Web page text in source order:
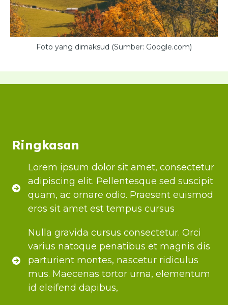
Foto yang dimaksud (Sumber: Google.com)
Ringkasan
Lorem ipsum dolor sit amet, consectetur
adipiscing elit. Pellentesque sed suscipit
quam, ac ornare odio. Praesent euismod
eros sit amet est tempus cursus
Nulla gravida cursus consectetur. Orci
varius natoque penatibus et magnis dis
parturient montes, nascetur ridiculus
mus. Maecenas tortor urna, elementum
id eleifend dapibus,